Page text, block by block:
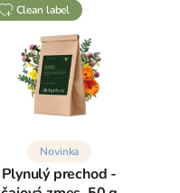
clean label
Novinka
Plynulý prechod -